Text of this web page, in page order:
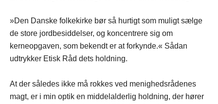
»Den Danske folkekirke bør så hurtigt som muligt sælge
de store jordbesiddelser, og koncentrere sig om
kerneopgaven, som bekendt er at forkynde.« Sådan
udtrykker Etisk Råd dets holdning.
At der således ikke må rokkes ved menighedsrådenes
magt, er i min optik en middelalderlig holdning, der hører